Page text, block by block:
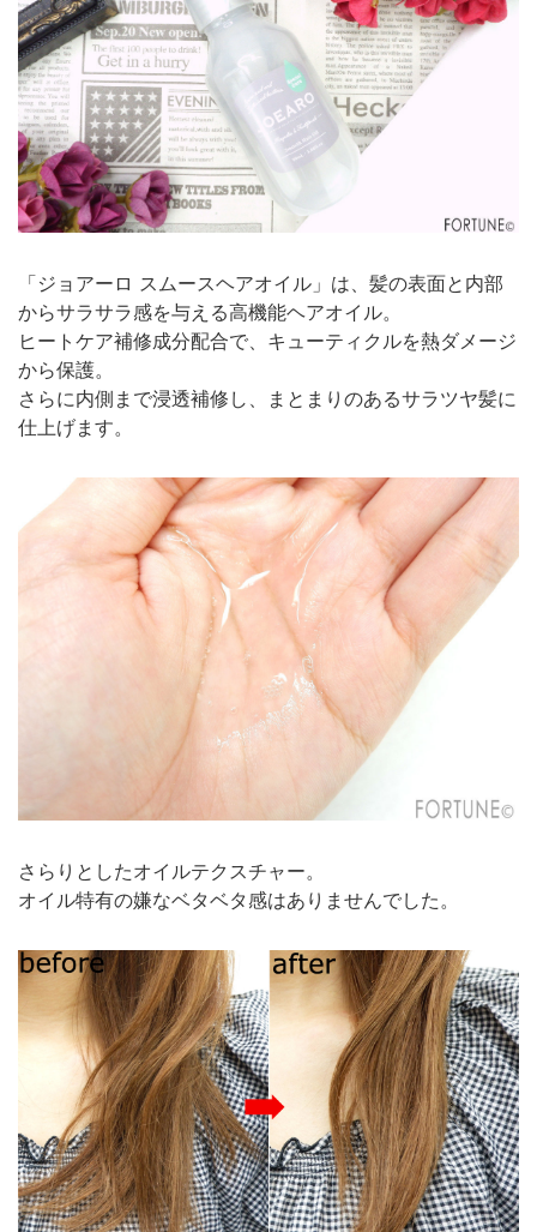
「ジョアーロ スムースヘアオイル」は、髪の表面と内部
からサラサラ感を与える高機能ヘアオイル。
ヒートケア補修成分配合で、キューティクルを熱ダメージ
から保護。
さらに内側まで浸透補修し、まとまりのあるサラツヤ髪に
仕上げます。
さらりとしたオイルテクスチャー。
オイル特有の嫌なベタベタ感はありませんでした。